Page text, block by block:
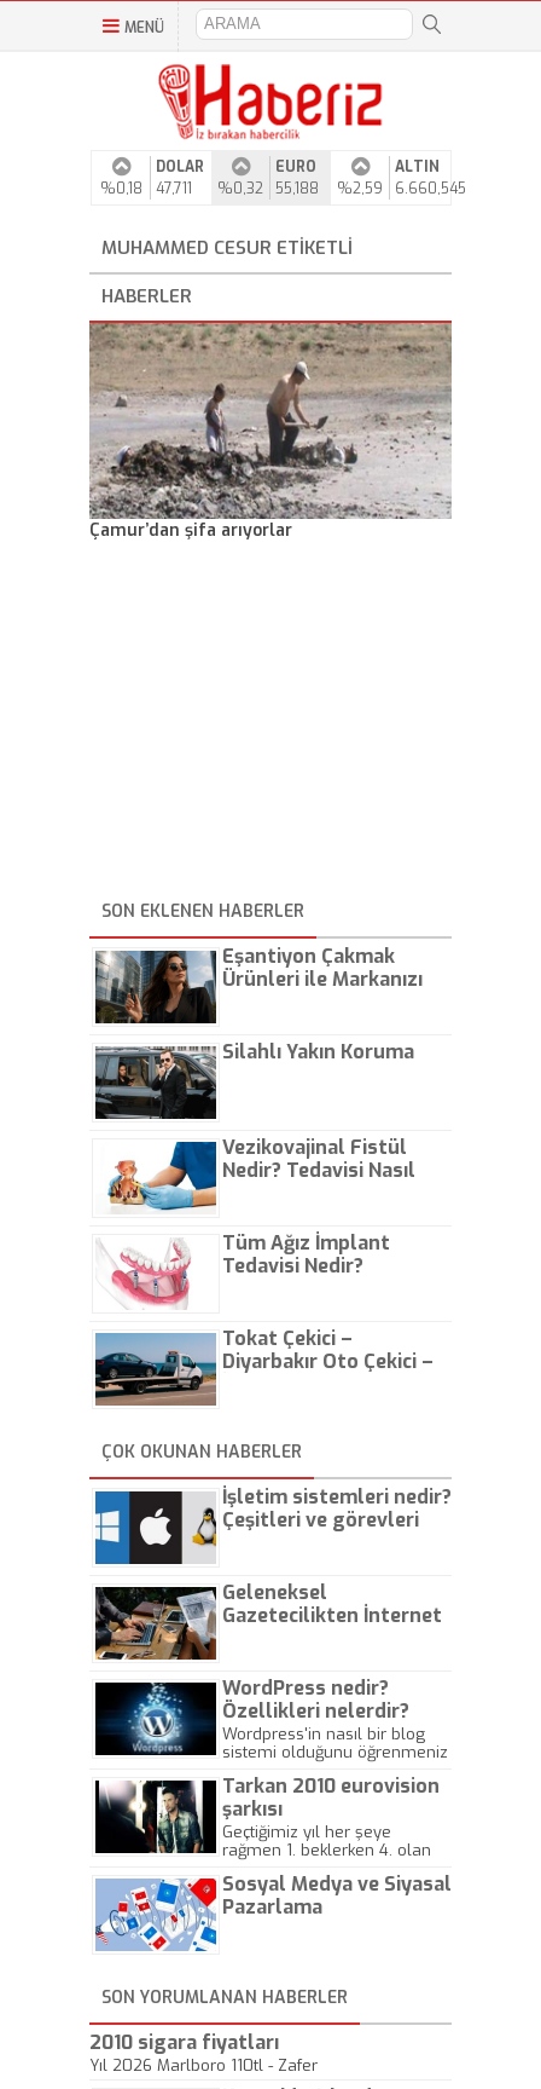
MENÜ
%0,18
DOLAR
47,711
%0,32
EURO
55,188
%2,59
ALTIN
6.660,545
MUHAMMED CESUR ETIKETLI
HABERLER
Çamur’dan şifa arıyorlar
SON EKLENEN HABERLER
Eşantiyon Çakmak
Ürünleri ile Markanızı
Silahlı Yakın Koruma
Vezikovajinal Fistül
Nedir? Tedavisi Nasıl
Tüm Ağız İmplant
Tedavisi Nedir?
Tokat Çekici –
Diyarbakır Oto Çekici –
ÇOK OKUNAN HABERLER
İşletim sistemleri nedir?
Çeşitleri ve görevleri
Geleneksel
Gazetecilikten İnternet
WordPress nedir?
Özellikleri nelerdir?
Wordpress'in nasıl bir blog
sistemi olduğunu öğrenmeniz
Tarkan 2010 eurovision
şarkısı
Geçtiğimiz yıl her şeye
rağmen 1. beklerken 4. olan
gösterisinin bu yarışmada
önemli olmadığını anlamıştır.
Sosyal Medya ve Siyasal
Pazarlama
SON YORUMLANAN HABERLER
2010 sigara fiyatları
Yıl 2026 Marlboro 110tl - Zafer